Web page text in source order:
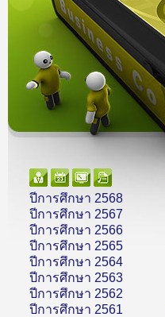
ปีการศึกษา 2568
ปีการศึกษา 2567
ปีการศึกษา 2566
ปีการศึกษา 2565
ปีการศึกษา 2564
ปีการศึกษา 2563
ปีการศึกษา 2562
ปีการศึกษา 2561